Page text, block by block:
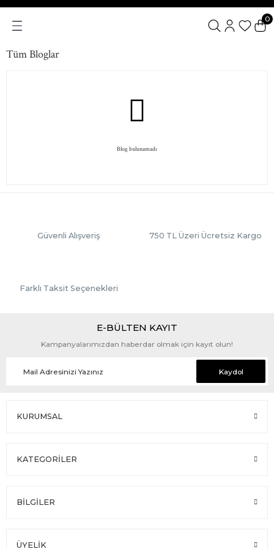
0
Tüm Bloglar
Blog bulunamadı
Güvenli Alışveriş 750 TL Üzeri Ücretsiz Kargo
Farklı Taksit Seçenekleri
E-BÜLTEN KAYIT
Kampanyalarımızdan haberdar olmak için kayıt olun!
Kaydol
KURUMSAL
KATEGORİLER
BİLGİLER
ÜYELİK